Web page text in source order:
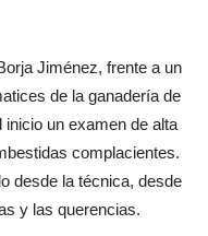
Jiménez, frente a un
de la ganadería de
un examen de alta
complacientes.
desde la técnica, desde
y las querencias.